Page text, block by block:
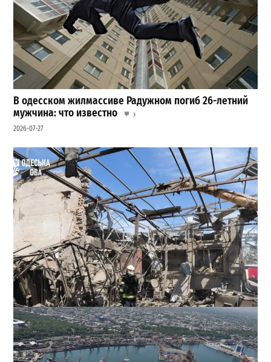
В одесском жилмассиве Радужном погиб 26-летний
мужчина: что известно
3
2026-07-27
В Одессе выросло число пострадавших после атаки
реактивных дронов (фото)